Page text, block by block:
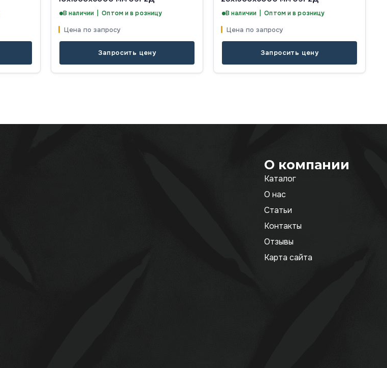
В наличии | Оптом и в розницу
Цена по запросу
Запросить цену
В наличии | Оптом и в розницу
Цена по запросу
Запросить цену
О компании
Каталог
О нас
Статьи
Контакты
Отзывы
Карта сайта